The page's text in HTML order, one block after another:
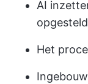
AI
Het